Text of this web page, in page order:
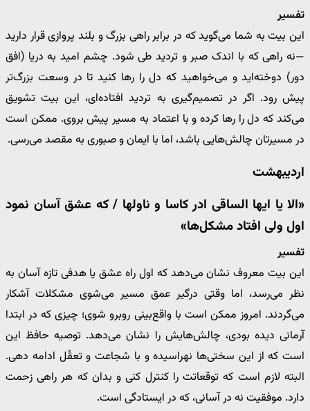
تفسیر
این بیت به شما می‌گوید که در برابر راهی بزرگ و بلند پروازی قرار دارید
—نه راهی که با اندک صبر و تردید طی شود. چشم امید به دریا (افق
دور) دوخته‌اید و می‌خواهید که دل را رها کنید تا در وسعت بزرگ‌تر
پیش رود. اگر در تصمیم‌گیری به تردید افتاده‌ای، این بیت تشویق
می‌کند که دل را رها کرده و با اعتماد به مسیر پیش بروی. ممکن است
در مسیرتان چالش‌هایی باشد، اما با ایمان و صبوری به مقصد می‌رسی.
اردیبهشت
«الا یا ایها الساقی ادر کاسا و ناولها / که عشق آسان نمود
اول ولی افتاد مشکل‌ها»
تفسیر
این بیت معروف نشان می‌دهد که اول راه عشق یا هدفی تازه آسان به
نظر می‌رسد، اما وقتی درگیر عمق مسیر می‌شوی مشکلات آشکار
می‌گردند. امروز ممکن است با واقع‌بینی روبرو شوی؛ چیزی که در ابتدا
آرمانی دیده بودی، چالش‌هایش را نشان می‌دهد. توصیه حافظ این
است که از این سختی‌ها نهراسیده و با شجاعت و تعقّل ادامه دهی.
البته لازم است که توقعاتت را کنترل کنی و بدان که هر راهی زحمت
دارد. موفقیت نه در آسانی، که در ایستادگی است.